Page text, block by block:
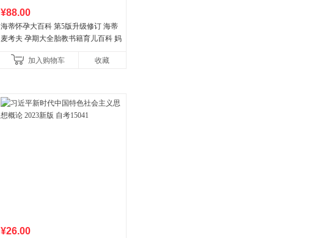
¥88.00
海蒂怀孕大百科 第5版升级修订 海蒂
麦考夫 孕期大全胎教书籍育儿百科 妈
健养生百科读物当
加入购物车 收藏
¥26.00